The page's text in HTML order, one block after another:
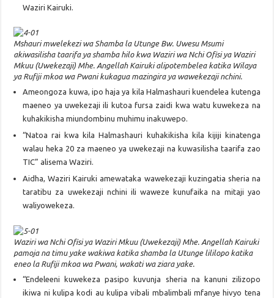
Waziri Kairuki.
Mshauri mwelekezi wa Shamba la Utunge Bw. Uwesu Msumi
akiwasilisha taarifa ya shamba hilo kwa Waziri wa Nchi Ofisi ya Waziri
Mkuu (Uwekezaji) Mhe. Angellah Kairuki alipotembelea katika Wilaya
ya Rufiji mkoa wa Pwani kukagua mazingira ya wawekezaji nchini.
Ameongoza kuwa, ipo haja ya kila Halmashauri kuendelea kutenga
maeneo ya uwekezaji ili kutoa fursa zaidi kwa watu kuwekeza na
kuhakikisha miundombinu muhimu inakuwepo.
“Natoa rai kwa kila Halmashauri kuhakikisha kila kijiji kinatenga
walau heka 20 za maeneo ya uwekezaji na kuwasilisha taarifa zao
TIC” alisema Waziri.
Aidha, Waziri Kairuki amewataka wawekezaji kuzingatia sheria na
taratibu za uwekezaji nchini ili waweze kunufaika na mitaji yao
waliyowekeza.
Waziri wa Nchi Ofisi ya Waziri Mkuu (Uwekezaji) Mhe. Angellah Kairuki
pamoja na timu yake wakiwa katika shamba la Utunge lililopo katika
eneo la Rufiji mkoa wa Pwani, wakati wa ziara yake.
“Endeleeni kuwekeza pasipo kuvunja sheria na kanuni zilizopo
ikiwa ni kulipa kodi au kulipa vibali mbalimbali mfanye hivyo tena